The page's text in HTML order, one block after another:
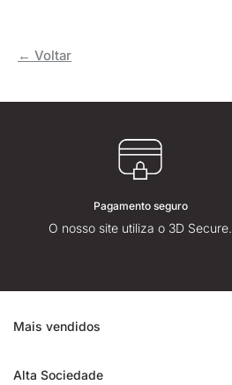
← Voltar
Pagamento seguro
O nosso site utiliza o 3D Secure.
Mais vendidos
Alta Sociedade